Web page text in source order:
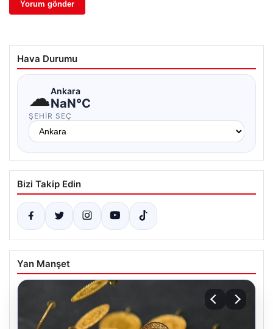
Hava Durumu
☁Ankara
NaN°C
ŞEHIR SEÇ
Bizi Takip Edin
Yan Manşet